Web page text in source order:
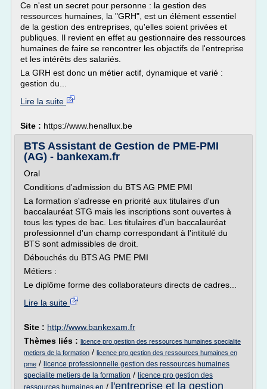
Ce n'est un secret pour personne : la gestion des
ressources humaines, la "GRH", est un élément essentiel
de la gestion des entreprises, qu'elles soient privées et
publiques. Il revient en effet au gestionnaire des ressources
humaines de faire se rencontrer les objectifs de l'entreprise
et les intérêts des salariés.
La GRH est donc un métier actif, dynamique et varié :
gestion du...
Lire la suite
Site : https://www.henallux.be
BTS Assistant de Gestion de PME-PMI
(AG) - bankexam.fr
Oral
Conditions d'admission du BTS AG PME PMI
La formation s'adresse en priorité aux titulaires d'un
baccalauréat STG mais les inscriptions sont ouvertes à
tous les types de bac. Les titulaires d'un baccalauréat
professionnel d'un champ correspondant à l'intitulé du
BTS sont admissibles de droit.
Débouchés du BTS AG PME PMI
Métiers :
Le diplôme forme des collaborateurs directs de cadres...
Lire la suite
Site : http://www.bankexam.fr
Thèmes liés : licence pro gestion des ressources humaines specialite
metiers de la formation / licence pro gestion des ressources humaines en
pme / licence professionnelle gestion des ressources humaines
specialite metiers de la formation / licence pro gestion des
ressources humaines en / l'entreprise et la gestion